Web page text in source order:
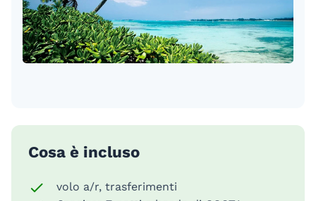
Cosa è incluso
volo a/r, trasferimenti